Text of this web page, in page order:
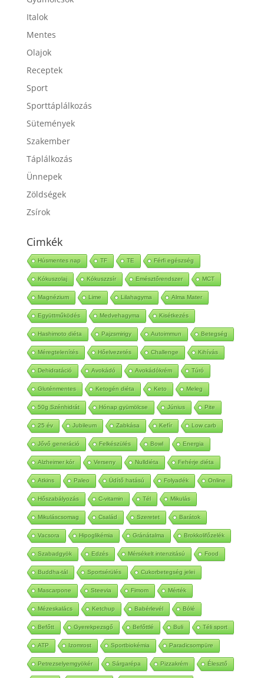
Italok
Mentes
Olajok
Receptek
Sport
Sporttáplálkozás
Sütemények
Szakember
Táplálkozás
Ünnepek
Zöldségek
Zsírok
Cimkék
Húsmentes nap TF TE Férfi egészség
Kókuszolaj Kókuszzsír Emésztőrendszer MCT
Magnézium Lime Lilahagyma Alma Mater
Együttműködés Medvehagyma Kisétkezés
Hashimoto diéta Pajzsmirigy Autoimmun Betegség
Méregtelenítés Hőelvezetés Challenge Kihívás
Dehidratáció Avokádó Avokádókrém Túró
Gluténmentes Ketogén diéta Keto Meleg
50g Szénhidrát Hónap gyümölcse Június Pite
25 év Jubileum Zabkása Kefír Low carb
Jővő generáció Felkészülés Bowl Energia
Alzheimer kór Verseny Nulldiéta Fehérje diéta
Atkins Paleo Üdítő hatású Folyadék Online
Hőszabályozás C-vitamin Tél Mikulás
Mikuláscsomag Család Szeretet Barátok
Vacsora Hipoglikémia Gránátalma Brokkolifőzelék
Szabadgyök Edzés Mérsékelt intenzitású Food
Buddha-tál Sportsérülés Cukorbetegség jelei
Mascarpone Steevia Fimom Mérték
Mézeskalács Ketchup Babérlevél Bólé
Befőtt Gyerekpezsgő Befőttlé Buli Téli sport
ATP Izomrost Sportbiokémia Paradicsompüre
Petrezselyemgyökér Sárgarépa Pizzakrém Élesztő